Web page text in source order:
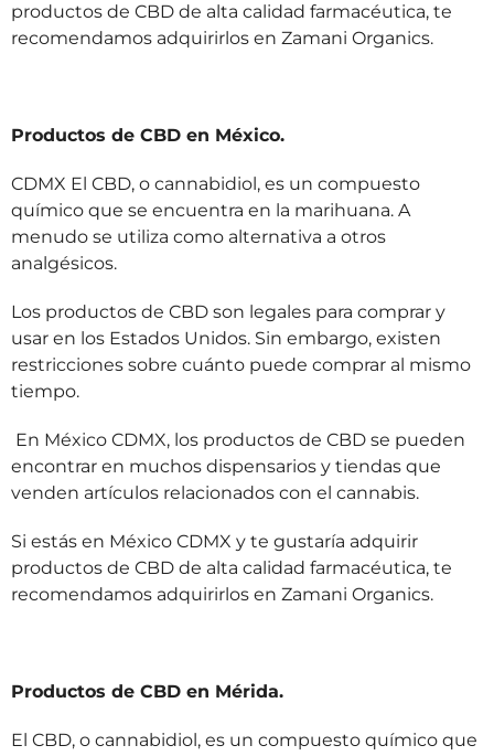
productos de CBD de alta calidad farmacéutica, te
recomendamos adquirirlos en Zamani Organics.
Productos de CBD en México.
CDMX El CBD, o cannabidiol, es un compuesto
químico que se encuentra en la marihuana. A
menudo se utiliza como alternativa a otros
analgésicos.
Los productos de CBD son legales para comprar y
usar en los Estados Unidos. Sin embargo, existen
restricciones sobre cuánto puede comprar al mismo
tiempo.
En México CDMX, los productos de CBD se pueden
encontrar en muchos dispensarios y tiendas que
venden artículos relacionados con el cannabis.
Si estás en México CDMX y te gustaría adquirir
productos de CBD de alta calidad farmacéutica, te
recomendamos adquirirlos en Zamani Organics.
Productos de CBD en Mérida.
El CBD, o cannabidiol, es un compuesto químico que